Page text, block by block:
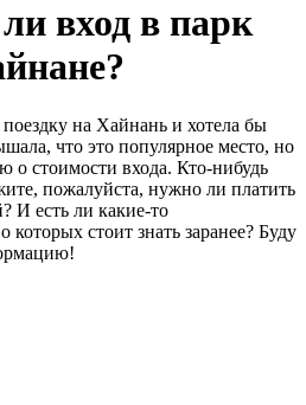
вход в парк
на Хайнань и хотела бы
что это популярное место, но
о стоимости входа. Кто-нибудь
пожалуйста, нужно ли платить
И есть ли какие-то
стоит знать заранее? Буду